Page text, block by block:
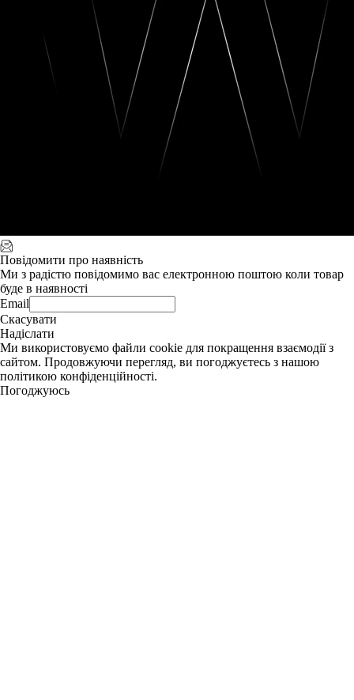
Повідомити про наявність
Ми з радістю повідомимо вас електронною поштою коли товар
буде в наявності
Email
Скасувати
Надіслати
Ми використовуємо файли cookie для покращення взаємодії з
сайтом. Продовжуючи перегляд, ви погоджуєтесь з нашою
політикою конфіденційності.
Погоджуюсь